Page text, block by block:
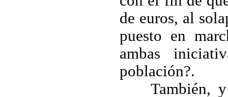
de euros, al
puesto en
ambas
población?.
También,